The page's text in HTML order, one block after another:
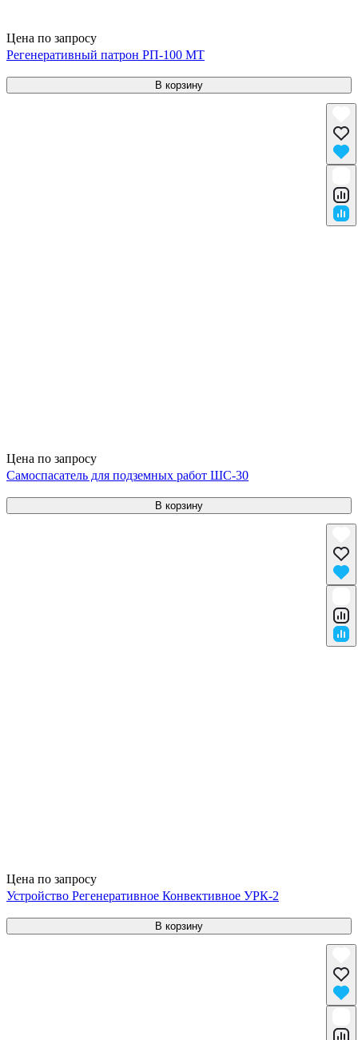
Цена по запросу
Регенеративный патрон РП-100 МТ
В корзину
Цена по запросу
Самоспасатель для подземных работ ШС-30
В корзину
Цена по запросу
Устройство Регенеративное Конвективное УРК-2
В корзину